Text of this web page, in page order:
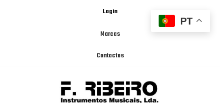
Login
Marcas
Contactos
PT